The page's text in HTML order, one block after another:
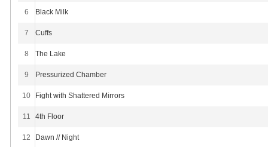
6 Black Milk
7 Cuffs
8 The Lake
9 Pressurized Chamber
10 Fight with Shattered Mirrors
11 4th Floor
12 Dawn // Night